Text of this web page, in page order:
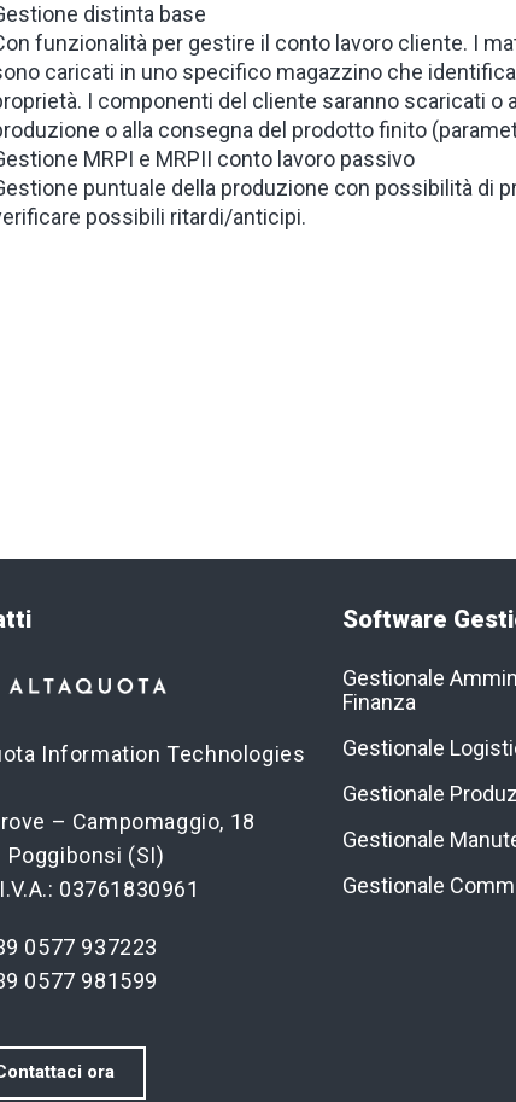
distinta base
funzionalità per gestire il conto lavoro cliente. I
caricati in uno specifico magazzino che
I componenti del cliente saranno scaricati o
o alla consegna del prodotto finito
MRPI e MRPII conto lavoro passivo
puntuale della produzione con possibilità di
possibili ritardi/anticipi.
Information Technologies
– Campomaggio, 18
Poggibonsi (SI)
03761830961
0577 937223
0577 981599
ora
Software
Gestionale
Finanza
Gestionale
Gestionale
Gestionale
Gestionale